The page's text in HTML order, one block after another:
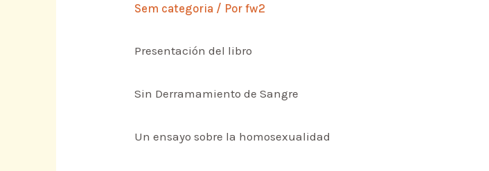
Sem categoria / Porfw2
Presentación del libro
Sin Derramamiento de Sangre
Un ensayo sobre la homosexualidad